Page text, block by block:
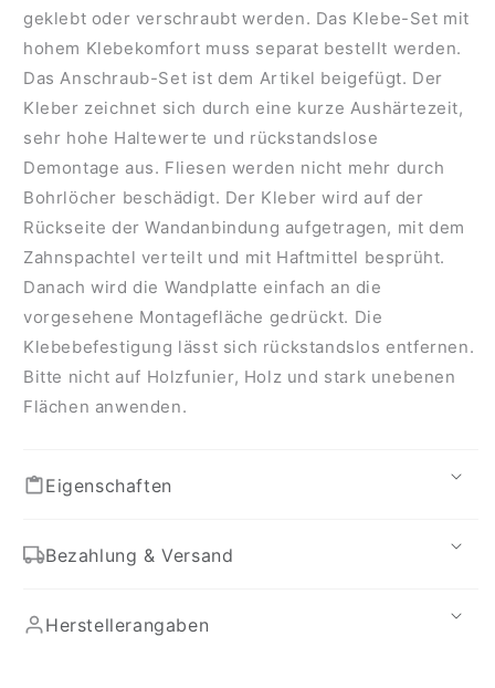
geklebt oder verschraubt werden. Das Klebe-Set mit
hohem Klebekomfort muss separat bestellt werden.
Das Anschraub-Set ist dem Artikel beigefügt. Der
Kleber zeichnet sich durch eine kurze Aushärtezeit,
sehr hohe Haltewerte und rückstandslose
Demontage aus. Fliesen werden nicht mehr durch
Bohrlöcher beschädigt. Der Kleber wird auf der
Rückseite der Wandanbindung aufgetragen, mit dem
Zahnspachtel verteilt und mit Haftmittel besprüht.
Danach wird die Wandplatte einfach an die
vorgesehene Montagefläche gedrückt. Die
Klebebefestigung lässt sich rückstandslos entfernen.
Bitte nicht auf Holzfunier, Holz und stark unebenen
Flächen anwenden.
Eigenschaften
Bezahlung & Versand
Herstellerangaben